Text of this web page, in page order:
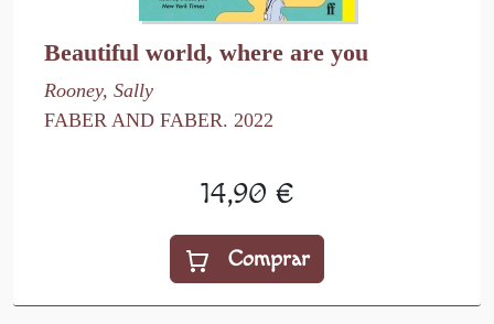
Beautiful world, where are you
Rooney, Sally
FABER AND FABER. 2022
14,90 €
Comprar